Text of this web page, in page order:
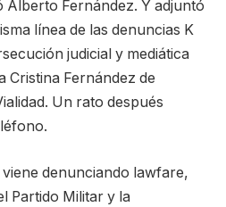
Alberto Fernández. Y adjuntó
línea de las denuncias K
judicial y mediática
Cristina Fernández de
Un rato después
denunciando lawfare,
Partido Militar y la